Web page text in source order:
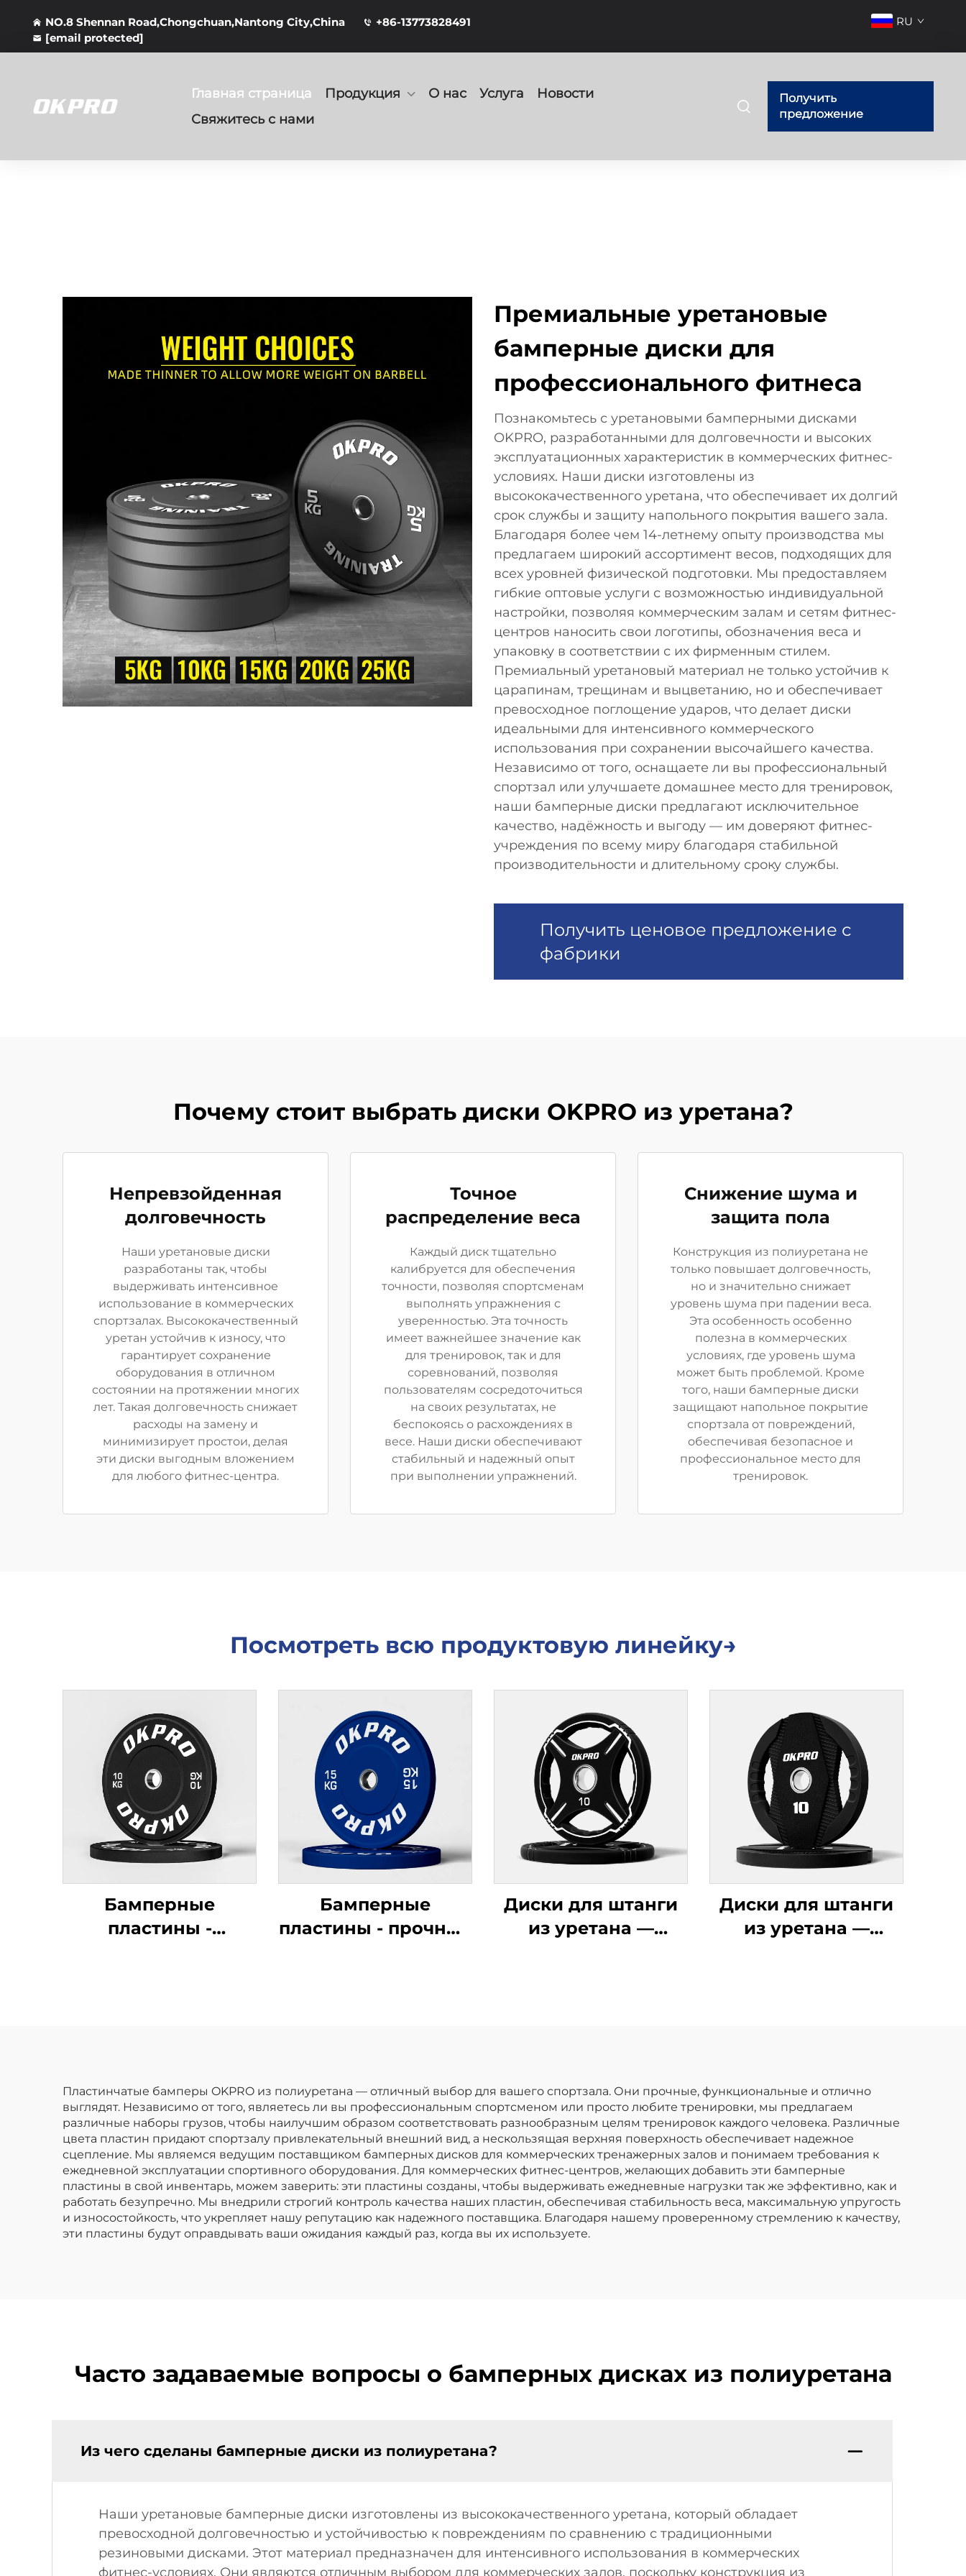
NO.8 Shennan Road,Chongchuan,Nantong City,China
+86-13773828491
[email protected]
RU
Главная страница Продукция О нас Услуга
Новости
Свяжитесь с нами
Получить
предложение
Премиальные уретановые
бамперные диски для
профессионального фитнеса
Познакомьтесь с уретановыми бамперными дисками
OKPRO, разработанными для долговечности и высоких
эксплуатационных характеристик в коммерческих фитнес-
условиях. Наши диски изготовлены из
высококачественного уретана, что обеспечивает их долгий
срок службы и защиту напольного покрытия вашего зала.
Благодаря более чем 14-летнему опыту производства мы
предлагаем широкий ассортимент весов, подходящих для
всех уровней физической подготовки. Мы предоставляем
гибкие оптовые услуги с возможностью индивидуальной
настройки, позволяя коммерческим залам и сетям фитнес-
центров наносить свои логотипы, обозначения веса и
упаковку в соответствии с их фирменным стилем.
Премиальный уретановый материал не только устойчив к
царапинам, трещинам и выцветанию, но и обеспечивает
превосходное поглощение ударов, что делает диски
идеальными для интенсивного коммерческого
использования при сохранении высочайшего качества.
Независимо от того, оснащаете ли вы профессиональный
спортзал или улучшаете домашнее место для тренировок,
наши бамперные диски предлагают исключительное
качество, надёжность и выгоду — им доверяют фитнес-
учреждения по всему миру благодаря стабильной
производительности и длительному сроку службы.
Получить ценовое предложение с
фабрики
Почему стоит выбрать диски OKPRO из уретана?
Непревзойденная
долговечность
Наши уретановые диски
разработаны так, чтобы
выдерживать интенсивное
использование в коммерческих
спортзалах. Высококачественный
уретан устойчив к износу, что
гарантирует сохранение
оборудования в отличном
состоянии на протяжении многих
лет. Такая долговечность снижает
расходы на замену и
минимизирует простои, делая
эти диски выгодным вложением
для любого фитнес-центра.
Точное
распределение веса
Каждый диск тщательно
калибруется для обеспечения
точности, позволяя спортсменам
выполнять упражнения с
уверенностью. Эта точность
имеет важнейшее значение как
для тренировок, так и для
соревнований, позволяя
пользователям сосредоточиться
на своих результатах, не
беспокоясь о расхождениях в
весе. Наши диски обеспечивают
стабильный и надежный опыт
при выполнении упражнений.
Снижение шума и
защита пола
Конструкция из полиуретана не
только повышает долговечность,
но и значительно снижает
уровень шума при падении веса.
Эта особенность особенно
полезна в коммерческих
условиях, где уровень шума
может быть проблемой. Кроме
того, наши бамперные диски
защищают напольное покрытие
спортзала от повреждений,
обеспечивая безопасное и
профессиональное место для
тренировок.
Посмотреть всю продуктовую линейку→
Бамперные
пластины -
фитнес-клубов
Бамперные
пластины - прочные
Диски для штанги
из уретана —
Диски для штанги
из уретана —
Пластинчатые бамперы OKPRO из полиуретана — отличный выбор для вашего спортзала. Они прочные, функциональные и отлично
выглядят. Независимо от того, являетесь ли вы профессиональным спортсменом или просто любите тренировки, мы предлагаем
различные наборы грузов, чтобы наилучшим образом соответствовать разнообразным целям тренировок каждого человека. Различные
цвета пластин придают спортзалу привлекательный внешний вид, а нескользящая верхняя поверхность обеспечивает надежное
сцепление. Мы являемся ведущим поставщиком бамперных дисков для коммерческих тренажерных залов и понимаем требования к
ежедневной эксплуатации спортивного оборудования. Для коммерческих фитнес-центров, желающих добавить эти бамперные
пластины в свой инвентарь, можем заверить: эти пластины созданы, чтобы выдерживать ежедневные нагрузки так же эффективно, как и
работать безупречно. Мы внедрили строгий контроль качества наших пластин, обеспечивая стабильность веса, максимальную упругость
и износостойкость, что укрепляет нашу репутацию как надежного поставщика. Благодаря нашему проверенному стремлению к качеству,
эти пластины будут оправдывать ваши ожидания каждый раз, когда вы их используете.
Часто задаваемые вопросы о бамперных дисках из полиуретана
Из чего сделаны бамперные диски из полиуретана?
Наши уретановые бамперные диски изготовлены из высококачественного уретана, который обладает
превосходной долговечностью и устойчивостью к повреждениям по сравнению с традиционными
резиновыми дисками. Этот материал предназначен для интенсивного использования в коммерческих
фитнес-условиях. Они являются отличным выбором для коммерческих залов, поскольку конструкция из